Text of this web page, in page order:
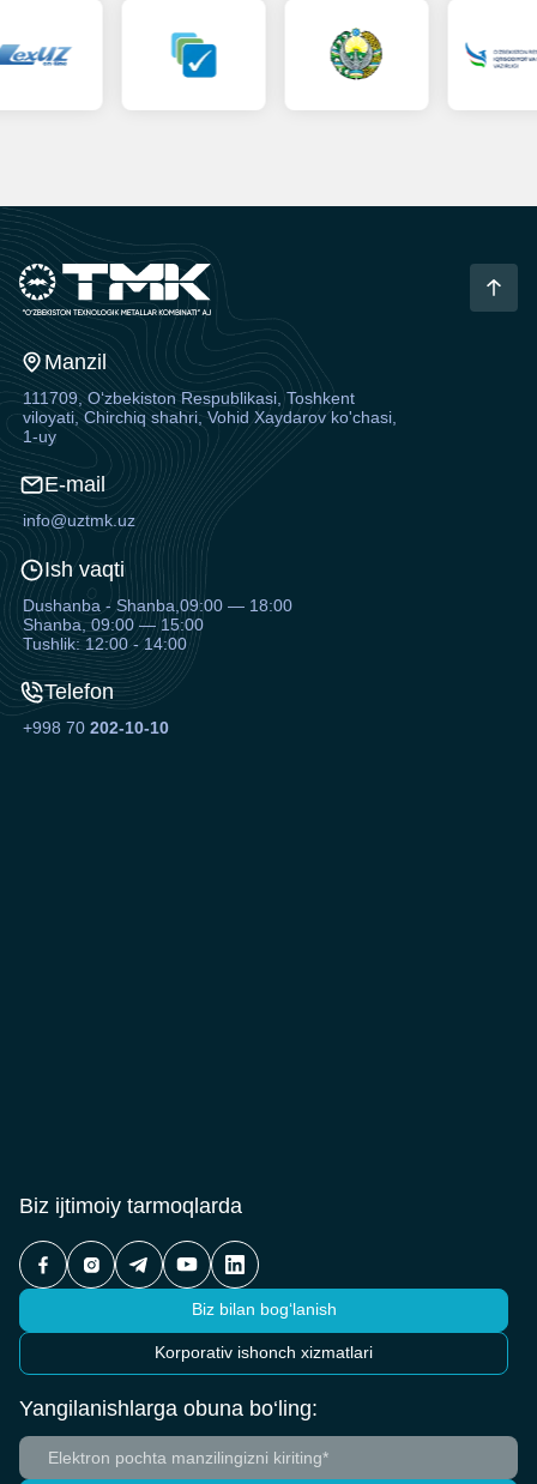
Manzil
111709, O‘zbekiston Respublikasi, Toshkent
viloyati, Chirchiq shahri, Vohid Xaydarov ko'chasi,
1-uy
E-mail
info@uztmk.uz
Ish vaqti
Dushanba - Shanba,09:00 — 18:00
Shanba, 09:00 — 15:00
Tushlik: 12:00 - 14:00
Telefon
+998 70202-10-10
Biz ijtimoiy tarmoqlarda
Biz bilan bog‘lanish
Korporativ ishonch xizmatlari
Yangilanishlarga obuna bo‘ling: